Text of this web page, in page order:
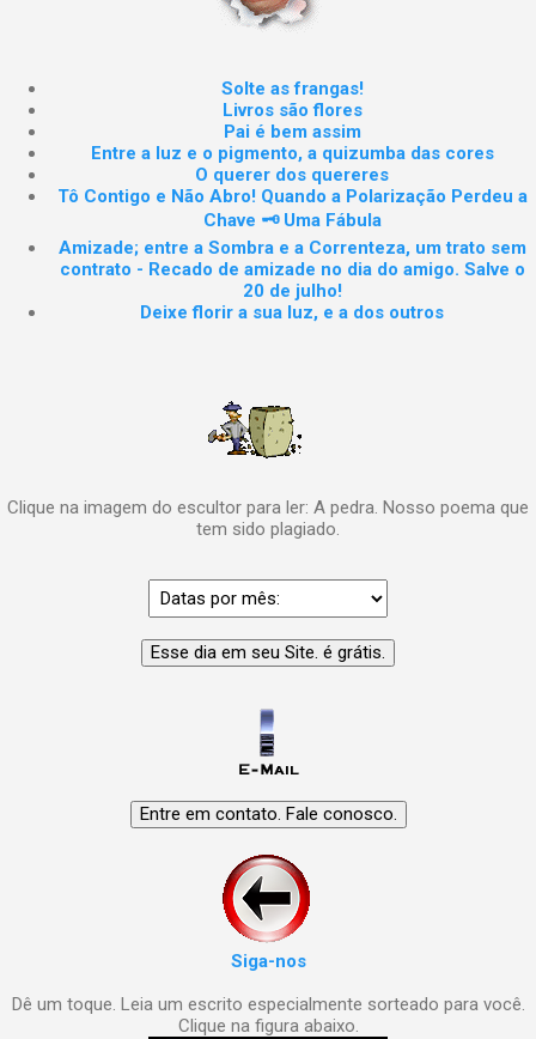
Solte as frangas!
Livros são flores
Pai é bem assim
Entre a luz e o pigmento, a quizumba das cores
O querer dos quereres
Tô Contigo e Não Abro! Quando a Polarização Perdeu a
Chave 🗝️ Uma Fábula
Amizade; entre a Sombra e a Correnteza, um trato sem
contrato - Recado de amizade no dia do amigo. Salve o
20 de julho!
Deixe florir a sua luz, e a dos outros
Clique na imagem do escultor para ler: A pedra. Nosso poema que
tem sido plagiado.
Siga-nos
Dê um toque. Leia um escrito especialmente sorteado para você.
Clique na figura abaixo.